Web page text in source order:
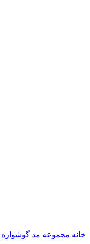
خانه مجموعه مد گوشواره